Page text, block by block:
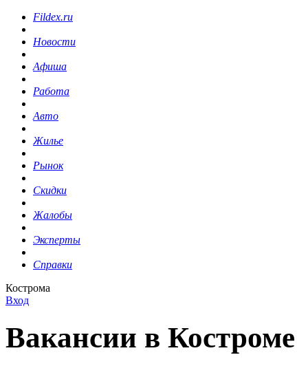
Fildex.ru
Новости
Афиша
Работа
Авто
Жилье
Рынок
Скидки
Жалобы
Эксперты
Справки
Кострома
Вход
Вакансии в Костроме